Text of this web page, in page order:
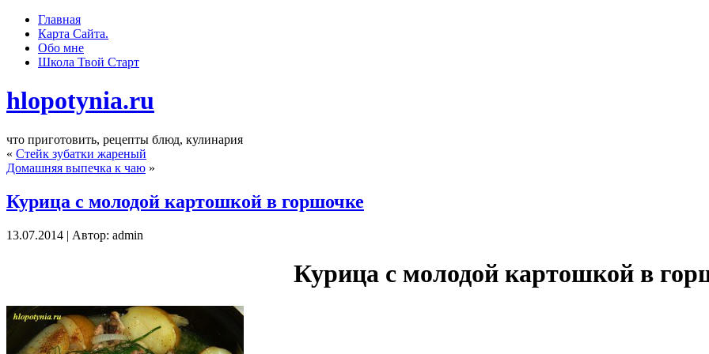
Главная
Карта Сайта.
Обо мне
Школа Твoй Старт
hlopotynia.ru
что приготовить, рецепты блюд, кулинария
« Стейк зубатки жареный
Домашняя выпечка к чаю »
Курица с молодой картошкой в горшочке
13.07.2014 | Автор: admin
Курица с молодой картошкой в